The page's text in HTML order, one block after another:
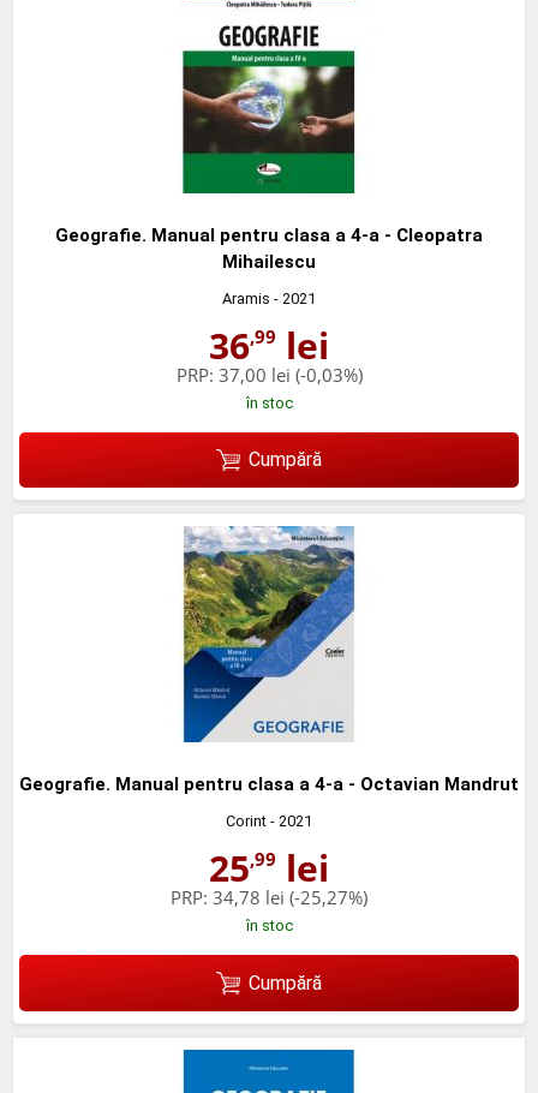
Geografie. Manual pentru clasa a 4-a - Cleopatra
Mihailescu
Aramis - 2021
36,99 lei
PRP: 37,00 lei (-0,03%)
în stoc
Cumpără
Geografie. Manual pentru clasa a 4-a - Octavian Mandrut
Corint - 2021
25,99 lei
PRP: 34,78 lei (-25,27%)
în stoc
Cumpără